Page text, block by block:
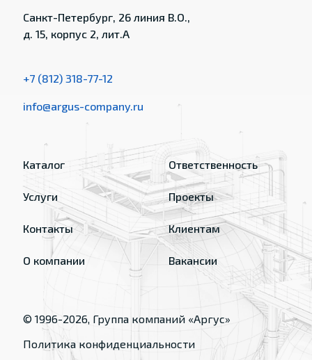
Санкт-Петербург, 26 линия В.О.,
д. 15, корпус 2, лит.А
+7 (812) 318-77-12
info@argus-company.ru
Каталог
Услуги
Контакты
О компании
Ответственность
Проекты
Клиентам
Вакансии
© 1996-2026, Группа компаний «Аргус»
Политика конфиденциальности